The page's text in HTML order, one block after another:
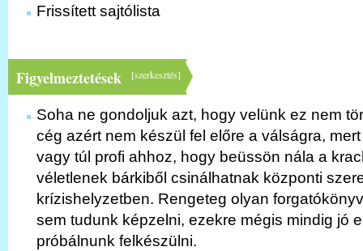
Frissített sajtólista
[szerkesztés]
Figyelmeztetések
Soha ne gondoljuk azt, hogy velünk ez nem
cég azért nem készül fel előre a válságra,
vagy túl profi ahhoz, hogy beüssön nála a
véletlenek bárkiből csinálhatnak központi
krízishelyzetben. Rengeteg olyan
sem tudunk képzelni, ezekre mégis mindig jó
próbálnunk felkészülni.